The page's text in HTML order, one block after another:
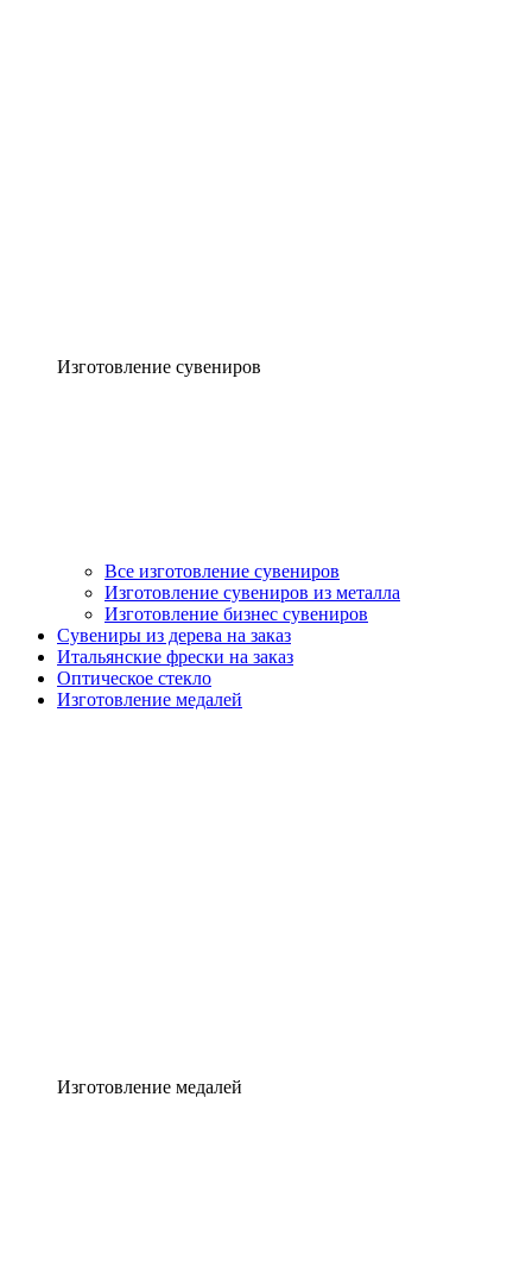
Изготовление сувениров
Все изготовление сувениров
Изготовление сувениров из металла
Изготовление бизнес сувениров
Сувениры из дерева на заказ
Итальянские фрески на заказ
Оптическое стекло
Изготовление медалей
Изготовление медалей